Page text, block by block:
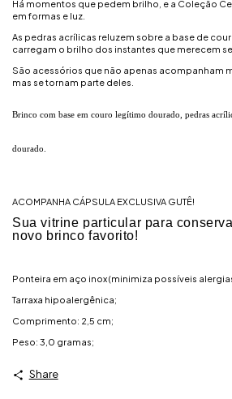
Há momentos que pedem brilho, e a Coleção
em formas e luz.
As pedras acrílicas reluzem sobre a base de
carregam o brilho dos instantes que merecem
São acessórios que não apenas acompanham
mas se tornam parte deles.
Brinco com base em couro legítimo dourado, pedras
dourado.
ACOMPANHA CÁPSULA EXCLUSIVA GUTÊ!
Sua vitrine particular para
novo brinco favorito!
Ponteira em aço inox (minimiza possíveis
Tarraxa hipoalergênica;
Comprimento: 2,5 cm;
Peso: 3,0 gramas;
Share